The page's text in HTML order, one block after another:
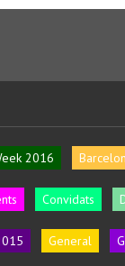
2016
Convidats
General